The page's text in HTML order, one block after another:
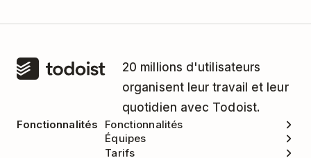
20 millions d'utilisateurs
organisent leur travail et leur
quotidien avec Todoist.
Fonctionnalités
Fonctionnalités
Équipes
Tarifs